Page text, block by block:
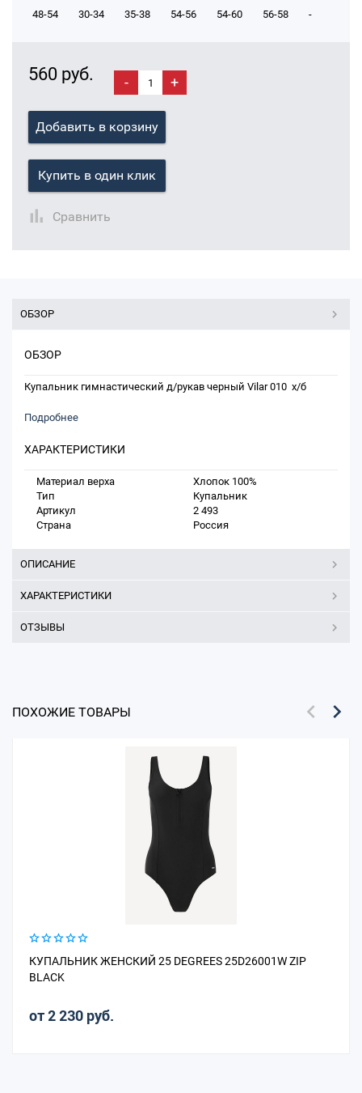
48-54
30-34 35-38 54-56 54-60 56-58 -
560 руб. - +
Добавить в корзину
Купить в один клик
Сравнить
ОБЗОР
ОБЗОР
Купальник гимнастический д/рукав черный Vilar 010 х/б
Подробнее
ХАРАКТЕРИСТИКИ
Материал верха
Хлопок 100%
Тип
Купальник
Артикул
2 493
Страна
Россия
ОПИСАНИЕ
ХАРАКТЕРИСТИКИ
ОТЗЫВЫ
ПОХОЖИЕ ТОВАРЫ
КУПАЛЬНИК ЖЕНСКИЙ 25 DEGREES 25D26001W ZIP
BLACK
от 2 230 руб.